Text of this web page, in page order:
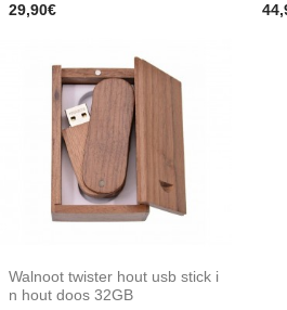
29,90€
Walnoot twister hout usb stick i
n hout doos 32GB